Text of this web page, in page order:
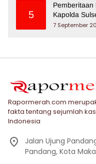
5
Pemberitaan
Kapolda
7 September
Rapormerah.com
fakta tentang sejumlah
Indonesia
Jalan Ujung
Pandang, Kota